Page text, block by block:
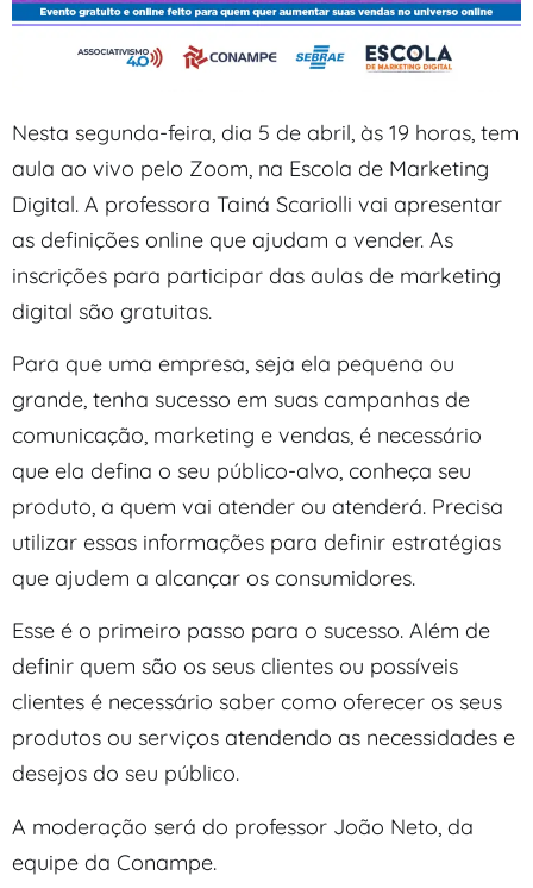
Nesta segunda-feira, dia 5 de abril, às 19 horas, tem
aula ao vivo pelo Zoom, na Escola de Marketing
Digital. A professora Tainá Scariolli vai apresentar
as definições online que ajudam a vender. As
inscrições para participar das aulas de marketing
digital são gratuitas.
Para que uma empresa, seja ela pequena ou
grande, tenha sucesso em suas campanhas de
comunicação, marketing e vendas, é necessário
que ela defina o seu público-alvo, conheça seu
produto, a quem vai atender ou atenderá. Precisa
utilizar essas informações para definir estratégias
que ajudem a alcançar os consumidores.
Esse é o primeiro passo para o sucesso. Além de
definir quem são os seus clientes ou possíveis
clientes é necessário saber como oferecer os seus
produtos ou serviços atendendo as necessidades e
desejos do seu público.
A moderação será do professor João Neto, da
equipe da Conampe.